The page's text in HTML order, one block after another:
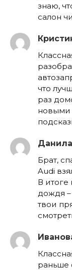
знаю,
салон
что
раз
новыми
Брат,
Audi
В
дождя
твои
раньше